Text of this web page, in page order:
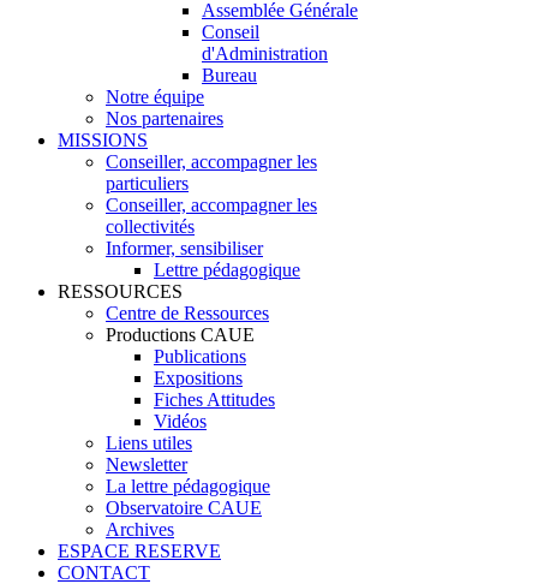
Assemblée Générale
Conseil
d'Administration
Bureau
Notre équipe
Nos partenaires
MISSIONS
Conseiller, accompagner les
particuliers
Conseiller, accompagner les
collectivités
Informer, sensibiliser
Lettre pédagogique
RESSOURCES
Centre de Ressources
Productions CAUE
Publications
Expositions
Fiches Attitudes
Vidéos
Liens utiles
Newsletter
La lettre pédagogique
Observatoire CAUE
Archives
ESPACE RESERVE
CONTACT